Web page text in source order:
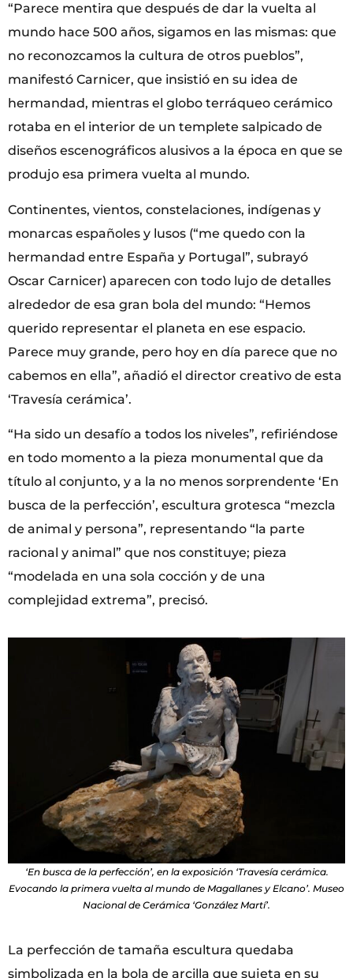
“Parece mentira que después de dar la vuelta al
mundo hace 500 años, sigamos en las mismas: que
no reconozcamos la cultura de otros pueblos”,
manifestó Carnicer, que insistió en su idea de
hermandad, mientras el globo terráqueo cerámico
rotaba en el interior de un templete salpicado de
diseños escenográficos alusivos a la época en que se
produjo esa primera vuelta al mundo.
Continentes, vientos, constelaciones, indígenas y
monarcas españoles y lusos (“me quedo con la
hermandad entre España y Portugal”, subrayó
Oscar Carnicer) aparecen con todo lujo de detalles
alrededor de esa gran bola del mundo: “Hemos
querido representar el planeta en ese espacio.
Parece muy grande, pero hoy en día parece que no
cabemos en ella”, añadió el director creativo de esta
‘Travesía cerámica’.
“Ha sido un desafío a todos los niveles”, refiriéndose
en todo momento a la pieza monumental que da
título al conjunto, y a la no menos sorprendente ‘En
busca de la perfección’, escultura grotesca “mezcla
de animal y persona”, representando “la parte
racional y animal” que nos constituye; pieza
“modelada en una sola cocción y de una
complejidad extrema”, precisó.
‘En busca de la perfección’, en la exposición ‘Travesía cerámica.
Evocando la primera vuelta al mundo de Magallanes y Elcano’. Museo
Nacional de Cerámica ‘González Martí’.
La perfección de tamaña escultura quedaba
simbolizada en la bola de arcilla que sujeta en su